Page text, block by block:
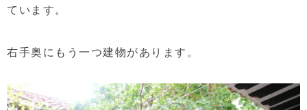
ています。
右手奥にもう一つ建物があります。